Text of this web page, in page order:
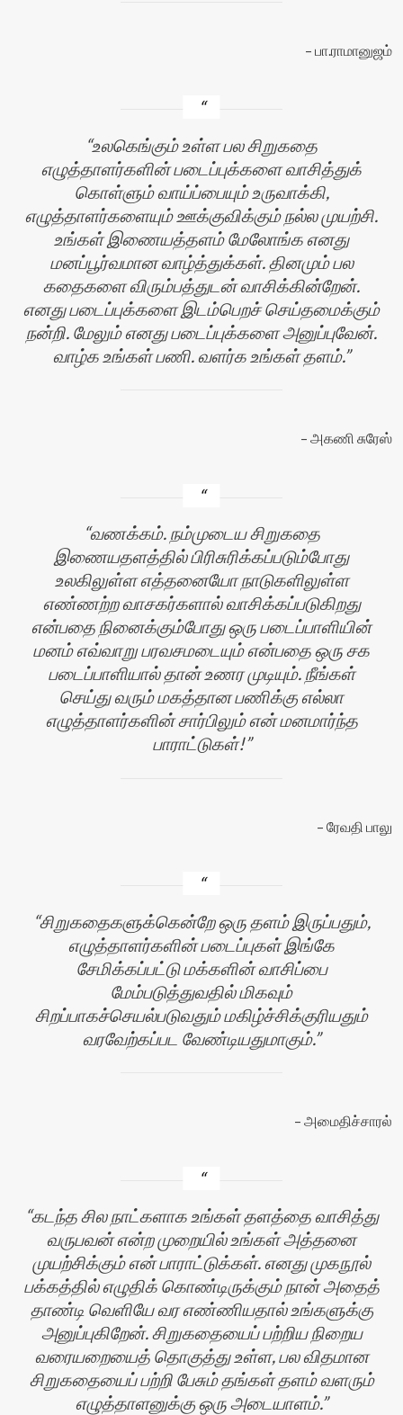
பா.ராமானுஜம்
உலகெங்கும் உள்ள பல சிறுகதை
எழுத்தாளர்களின் படைப்புக்களை வாசித்துக்
கொள்ளும் வாய்ப்பையும் உருவாக்கி,
எழுத்தாளர்களையும் ஊக்குவிக்கும் நல்ல முயற்சி.
உங்கள் இணையத்தளம் மேலோங்க எனது
மனப்பூர்வமான வாழ்த்துக்கள். தினமும் பல
கதைகளை விரும்பத்துடன் வாசிக்கின்றேன்.
எனது படைப்புக்களை இடம்பெறச் செய்தமைக்கும்
நன்றி. மேலும் எனது படைப்புக்களை அனுப்புவேன்.
வாழ்க உங்கள் பணி. வளர்க உங்கள் தளம்.
அகணி சுரேஸ்
வணக்கம். நம்முடைய சிறுகதை
இணையதளத்தில் பிரிசுரிக்கப்படும்போது
உலகிலுள்ள எத்தனையோ நாடுகளிலுள்ள
எண்ணற்ற வாசகர்களால் வாசிக்கப்படுகிறது
என்பதை நினைக்கும்போது ஒரு படைப்பாளியின்
மனம் எவ்வாறு பரவசமடையும் என்பதை ஒரு சக
படைப்பாளியால் தான் உணர முடியும். நீங்கள்
செய்து வரும் மகத்தான பணிக்கு எல்லா
எழுத்தாளர்களின் சார்பிலும் என் மனமார்ந்த
பாராட்டுகள்!
ரேவதி பாலு
சிறுகதைகளுக்கென்றே ஒரு தளம் இருப்பதும்,
எழுத்தாளர்களின் படைப்புகள் இங்கே
சேமிக்கப்பட்டு மக்களின் வாசிப்பை
மேம்படுத்துவதில் மிகவும்
சிறப்பாகச்செயல்படுவதும் மகிழ்ச்சிக்குரியதும்
வரவேற்கப்பட வேண்டியதுமாகும்.
அமைதிச்சாரல்
கடந்த சில நாட்களாக உங்கள் தளத்தை வாசித்து
வருபவன் என்ற முறையில் உங்கள் அத்தனை
முயற்சிக்கும் என் பாராட்டுக்கள். எனது முகநூல்
பக்கத்தில் எழுதிக் கொண்டிருக்கும் நான் அதைத்
தாண்டி வெளியே வர எண்ணியதால் உங்களுக்கு
அனுப்புகிறேன். சிறுகதையைப் பற்றிய நிறைய
வரையறையைத் தொகுத்து உள்ள, பல விதமான
சிறுகதையைப் பற்றி பேசும் தங்கள் தளம் வளரும்
எழுத்தாளனுக்கு ஒரு அடையாளம்.